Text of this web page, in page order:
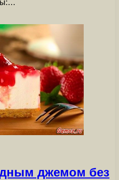
джемом без